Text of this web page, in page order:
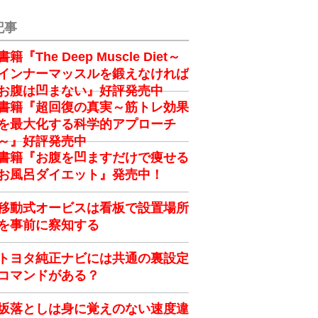
事
籍『The Deep Muscle Diet～
ンナーマッスルを鍛えなければ
腹は凹まない』好評発売中
籍『超回復の真実～筋トレ効果
最大化する科学的アプローチ
』好評発売中
籍『お腹を凹ますだけで痩せる
風呂ダイエット』発売中！
動式オービスは看板で設置場所
事前に察知する
ヨタ純正ナビには共通の裏設定
マンドがある？
落としは身に覚えのない速度違